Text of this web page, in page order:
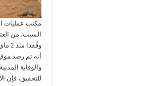
مكنت عمليات
والوقاية
للتحقيق، فإن